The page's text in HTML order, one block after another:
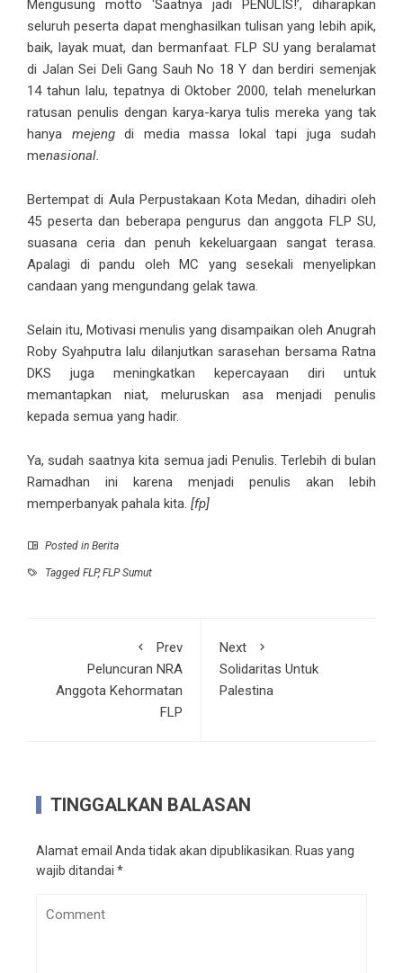
Mengusung motto ‘Saatnya jadi PENULIS!’, diharapkan
seluruh peserta dapat menghasilkan tulisan yang lebih apik,
baik, layak muat, dan bermanfaat. FLP SU yang beralamat
di Jalan Sei Deli Gang Sauh No 18 Y dan berdiri semenjak
14 tahun lalu, tepatnya di Oktober 2000, telah menelurkan
ratusan penulis dengan karya-karya tulis mereka yang tak
hanya mejengdi media massa lokal tapi juga sudah
menasional.
Bertempat di Aula Perpustakaan Kota Medan, dihadiri oleh
45 peserta dan beberapa pengurus dan anggota FLP SU,
suasana ceria dan penuh kekeluargaan sangat terasa.
Apalagi di pandu oleh MC yang sesekali menyelipkan
candaan yang mengundang gelak tawa.
Selain itu, Motivasi menulis yang disampaikan oleh Anugrah
Roby Syahputra lalu dilanjutkan sarasehan bersama Ratna
DKS juga meningkatkan kepercayaan diri untuk
memantapkan niat, meluruskan asa menjadi penulis
kepada semua yang hadir.
Ya, sudah saatnya kita semua jadi Penulis. Terlebih di bulan
Ramadhan ini karena menjadi penulis akan lebih
memperbanyak pahala kita. [fp]
Posted in Berita
Tagged FLP,FLP Sumut
Prev
Peluncuran NRA
Anggota Kehormatan
FLP
Next
Solidaritas Untuk
Palestina
TINGGALKAN BALASAN
Alamat email Anda tidak akan dipublikasikan. Ruas yang
wajib ditandai *